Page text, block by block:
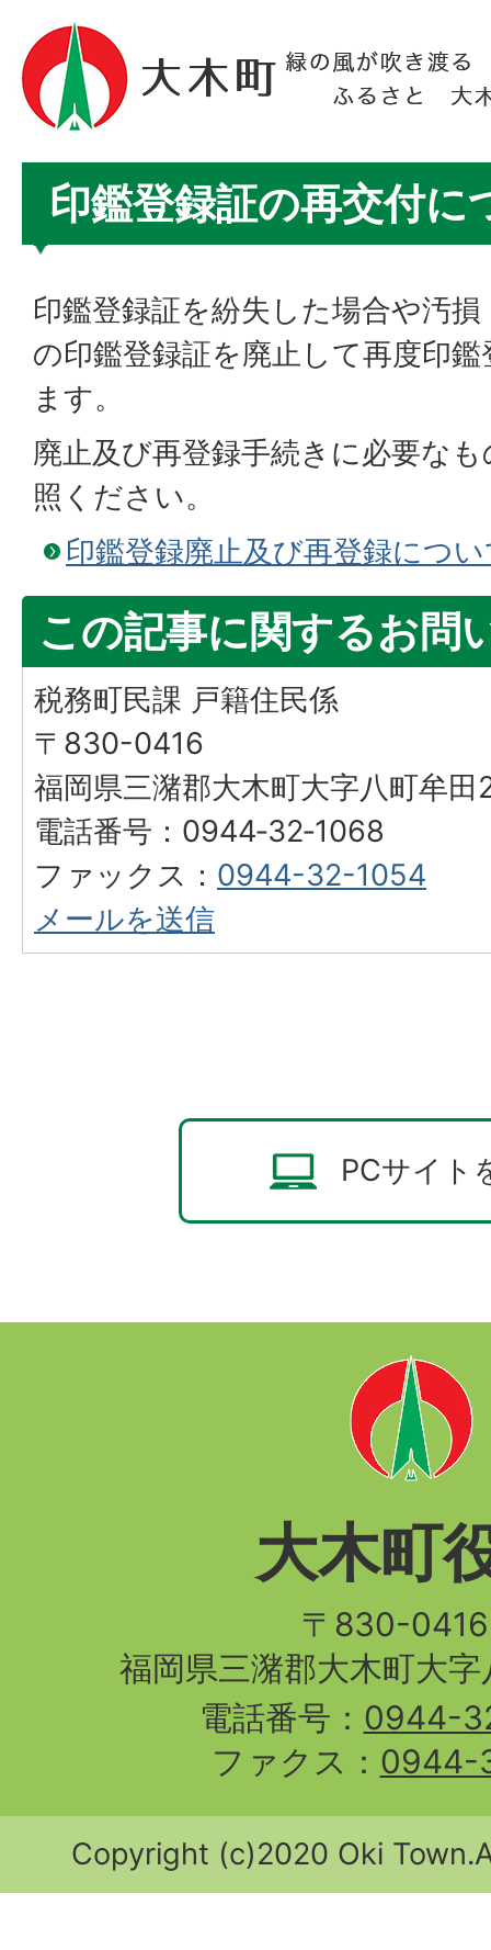
印鑑登録証の再交付に
印鑑登録証を紛失した場合や汚
の印鑑登録証を廃止して再度印
ます。
廃止及び再登録手続きに必要な
照ください。
印鑑登録廃止及び再登録につ
この記事に関するお問
税務町民課 戸籍住民係
〒830-0416
福岡県三潴郡大木町大字八町牟
電話番号：0944‐32‐1068
ファックス： 0944-32-1054
メールを送信
PCサイト
大木町
〒830-
福岡県三潴郡大木町大
電話番号： 0944-
ファクス： 0944-
Copyright (c)2020 Oki